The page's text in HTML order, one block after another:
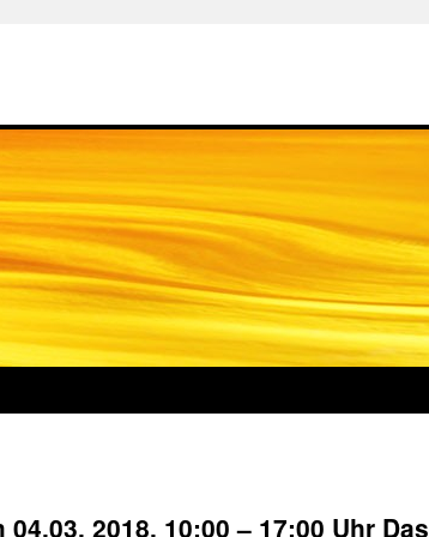
2018, 10:00 – 17:00 Uhr Das